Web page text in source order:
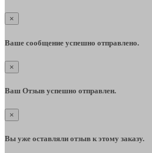
×
Ваше сообщение успешно отправлено.
×
Ваш Отзыв успешно отправлен.
×
Вы уже оставляли отзыв к этому заказу.